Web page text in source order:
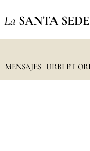
La SANTA SEDE
MENSAJES URBI ET